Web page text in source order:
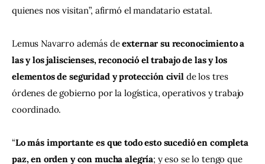
quienes nos visitan”, afirmó el mandatario estatal.
Lemus Navarro además de externar su reconocimiento a
las y los jaliscienses, reconoció el trabajo de las y los
elementos de seguridad y protección civil de los tres
órdenes de gobierno por la logística, operativos y trabajo
coordinado.
“Lo más importante es que todo esto sucedió en completa
paz, en orden y con mucha alegría; y eso se lo tengo que